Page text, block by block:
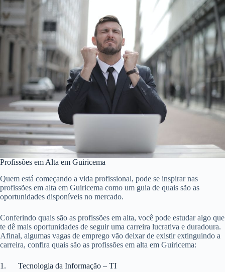
Profissões em Alta em Guiricema
Quem está começando a vida profissional, pode se inspirar nas
profissões em alta em Guiricema como um guia de quais são as
oportunidades disponíveis no mercado.
Conferindo quais são as profissões em alta, você pode estudar algo que
te dê mais oportunidades de seguir uma carreira lucrativa e duradoura.
Afinal, algumas vagas de emprego vão deixar de existir extinguindo a
carreira, confira quais são as profissões em alta em Guiricema:
1. Tecnologia da Informação – TI